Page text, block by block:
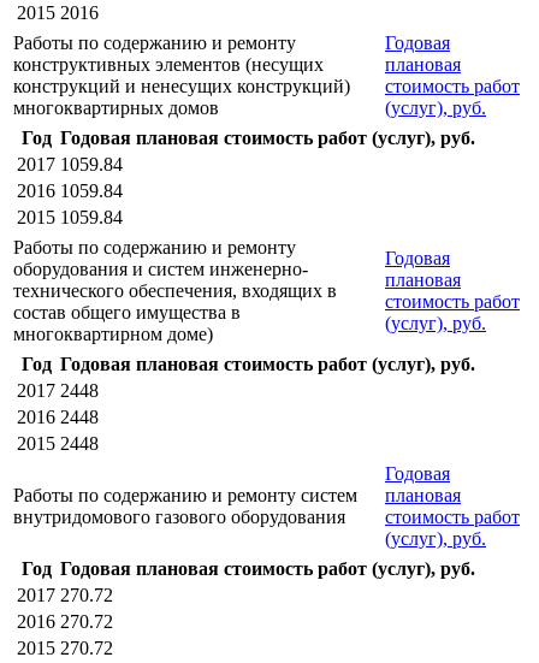
2015 2016
Работы по содержанию и ремонту
конструктивных элементов (несущих
конструкций и ненесущих конструкций)
многоквартирных домов
Годовая
плановая
стоимость работ
(услуг), руб.
Год Годовая плановая стоимость работ (услуг), руб.
2017 1059.84
2016 1059.84
2015 1059.84
Работы по содержанию и ремонту
оборудования и систем инженерно-
технического обеспечения, входящих в
состав общего имущества в
многоквартирном доме)
Годовая
плановая
стоимость работ
(услуг), руб.
Год Годовая плановая стоимость работ (услуг), руб.
2017 2448
2016 2448
2015 2448
Работы по содержанию и ремонту систем
внутридомового газового оборудования
Годовая
плановая
стоимость работ
(услуг), руб.
Год Годовая плановая стоимость работ (услуг), руб.
2017 270.72
2016 270.72
2015 270.72